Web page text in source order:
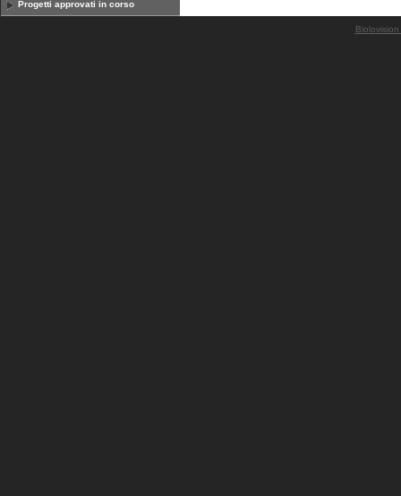
Progetti approvati in corso
Biolovision